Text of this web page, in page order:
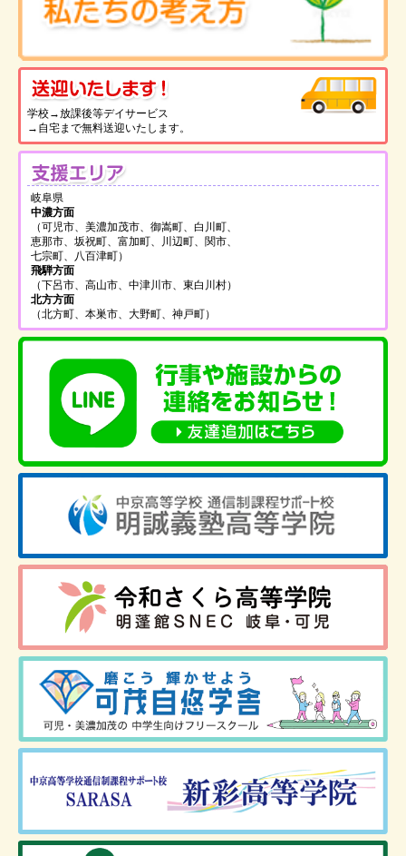
学校→放課後等デイサービス
→自宅まで無料送迎いたします。
岐阜県
中濃方面
（可児市、美濃加茂市、御嵩町、白川町、
恵那市、坂祝町、富加町、川辺町、関市、
七宗町、八百津町）
飛騨方面
（下呂市、高山市、中津川市、東白川村）
北方方面
（北方町、本巣市、大野町、神戸町）